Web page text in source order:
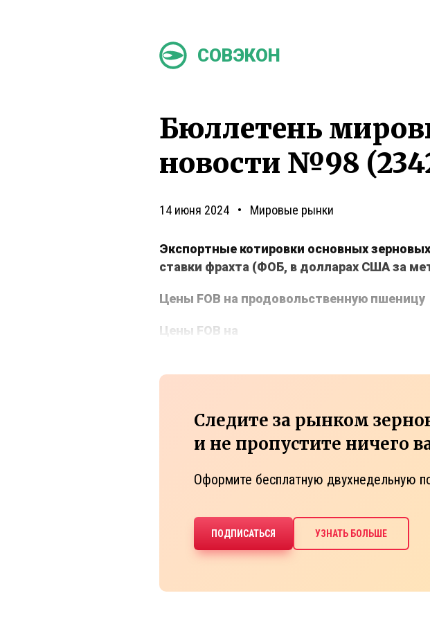
СОВЭКОН
Бюллетень
новости №98
14 июня 2024 Мировые рынки
Экспортные котировки основных
ставки фрахта (ФОБ, в долларах США за
Цены FOB на продовольственную пшеницу
Цены FOB на
Следите за рынком
и не пропустите ничего
Оформите бесплатную двухнедельную